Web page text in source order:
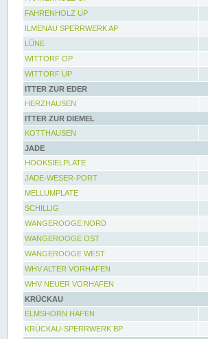
FAHRENHOLZ UP
ILMENAU SPERRWERK AP
LÜNE
WITTORF OP
WITTORF UP
ITTER ZUR EDER
HERZHAUSEN
ITTER ZUR DIEMEL
KOTTHAUSEN
JADE
HOOKSIELPLATE
JADE-WESER-PORT
MELLUMPLATE
SCHILLIG
WANGEROOGE NORD
WANGEROOGE OST
WANGEROOGE WEST
WHV ALTER VORHAFEN
WHV NEUER VORHAFEN
KRÜCKAU
ELMSHORN HAFEN
KRÜCKAU-SPERRWERK BP